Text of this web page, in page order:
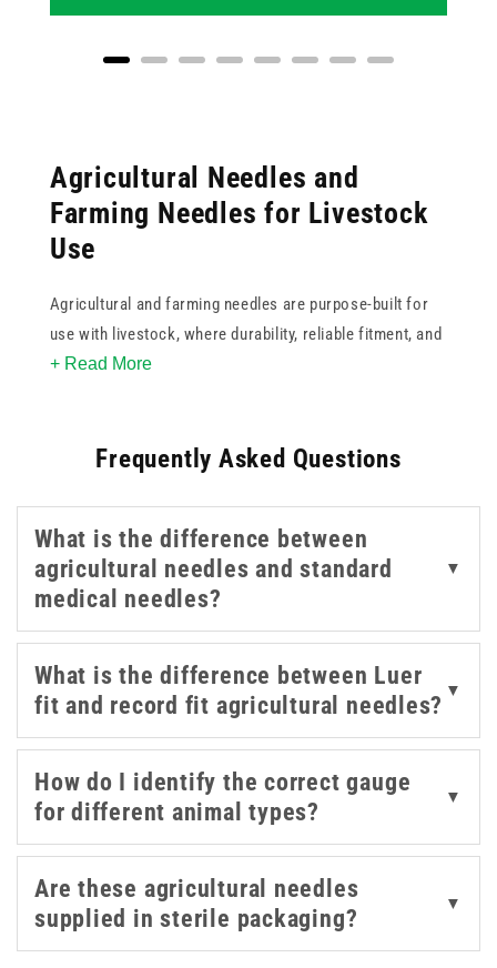
Agricultural Needles and
Farming Needles for Livestock
Use
Agricultural and farming needles are purpose-built for
use with livestock, where durability, reliable fitment, and
a range of gauges and lengths are essential for routine
needles from Agriject, Agrihealth, and Dispovet,
available in gauges from 14g through to 25g and lengths
from half an inch up to 1.5 inch. Both Luer-fit and
record-fit options are stocked to suit the range of guns
and syringes used in farm settings, including flutter-
valve needle designs.
agricultural syringes
farming syringe options.
+ Read More
Frequently Asked Questions
What is the difference between
agricultural needles and standard
medical needles?
▼
What is the difference between Luer
fit and record fit agricultural needles?
▼
How do I identify the correct gauge
for different animal types?
▼
Are these agricultural needles
supplied in sterile packaging?
▼